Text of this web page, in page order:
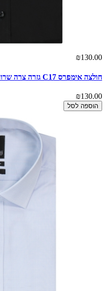
₪130.00
חולצה אימפרס C17 גזרה צרה שרוול ארוך
₪130.00
הוספה לסל